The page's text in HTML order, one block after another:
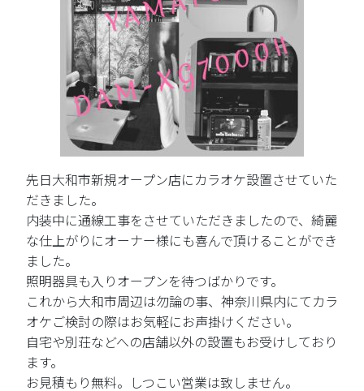
先日大和市新規オープン店にカラオケ設置させていた
だきました。
内装中に通線工事をさせていただきましたので、綺麗
な仕上がりにオーナー様にも喜んで頂けることができ
ました。
照明器具も入りオープンを待つばかりです。
これから大和市周辺は勿論の事、神奈川県内にてカラ
オケご検討の際はお気軽にお声掛けください。
自宅や別荘などへの店舗以外の設置もお受けしており
ます。
お見積もり無料。しつこい営業は致しません。